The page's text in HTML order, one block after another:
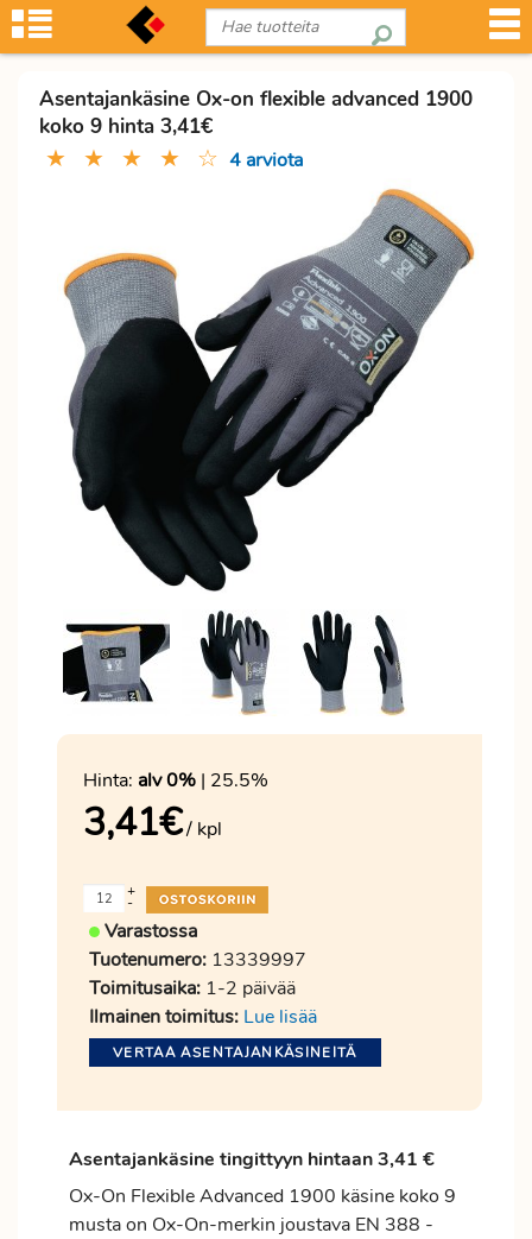
Asentajankäsine Ox-on flexible advanced 1900
koko 9 hinta 3,41€
★ ★ ★ ★ ☆ 4 arviota
Hinta: alv 0% | 25.5%
3,41€/ kpl
-
+
Varastossa
Tuotenumero: 13339997
Toimitusaika: 1-2 päivää
Ilmainen toimitus: Lue lisää
VERTAA ASENTAJANKÄSINEITÄ
Asentajankäsine tingittyyn hintaan 3,41 €
Ox-On Flexible Advanced 1900 käsine koko 9
musta on Ox-On-merkin joustava EN 388 -